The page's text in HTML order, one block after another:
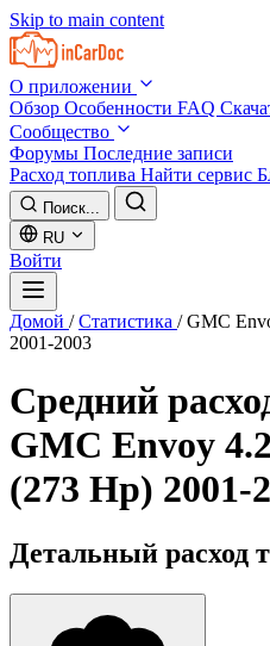
Skip to main content
О приложении
Обзор Особенности FAQ
Сообщество
Форумы Последние записи
Расход топлива Найти сервис
Поиск...
RU
Войти
Домой / Статистика / GMC
2001-2003
Средний
GMC Envoy
(273 Hp) 2001-
Детальный расход